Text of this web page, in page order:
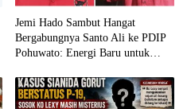
Jemi Hado Sambut Hangat
Bergabungnya Santo Ali ke PDIP
Pohuwato: Energi Baru untuk